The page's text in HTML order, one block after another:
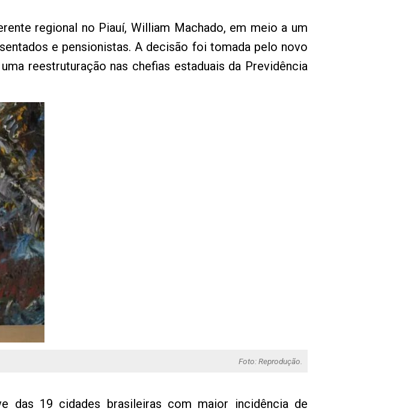
regional no Piauí, William Machado, em meio a um
e pensionistas. A decisão foi tomada pelo novo
reestruturação nas chefias estaduais da Previdência
Foto: Reprodução.
das 19 cidades brasileiras com maior incidência de